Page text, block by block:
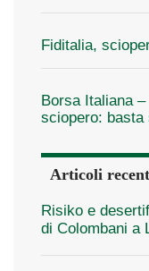
Fiditalia,
Borsa Italiana
sciopero:
Articoli
Risiko e
di Colombani a